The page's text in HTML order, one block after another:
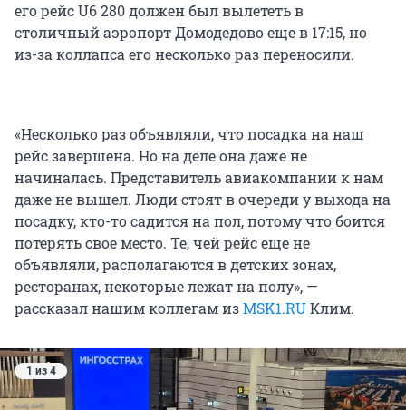
его рейс U6 280 должен был вылететь в
столичный аэропорт Домодедово еще в 17:15, но
из-за коллапса его несколько раз переносили.
«Несколько раз объявляли, что посадка на наш
рейс завершена. Но на деле она даже не
начиналась. Представитель авиакомпании к нам
даже не вышел. Люди стоят в очереди у выхода на
посадку, кто-то садится на пол, потому что боится
потерять свое место. Те, чей рейс еще не
объявляли, располагаются в детских зонах,
ресторанах, некоторые лежат на полу», —
рассказал нашим коллегам изMSK1.RUКлим.
1 из 4